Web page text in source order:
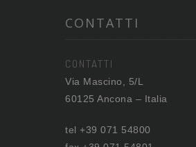
CONTATTI
CONTATTI
Via Mascino, 5/L
60125 Ancona – Italia
tel +39 071 54800